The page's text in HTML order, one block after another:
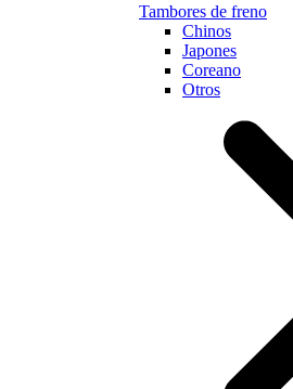
Tambores de freno
Chinos
Japones
Coreano
Otros